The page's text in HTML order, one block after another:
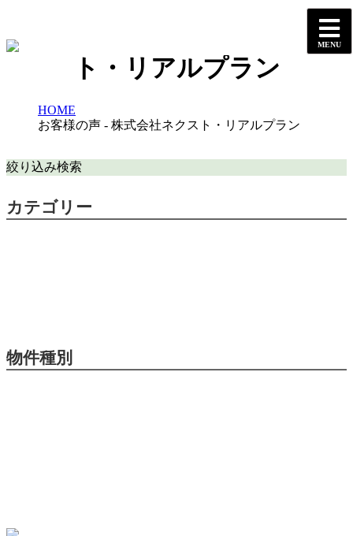
お客様の声 - 株式会社ネクス
ト・リアルプラン
HOME
お客様の声 - 株式会社ネクスト・リアルプラン
絞り込み検索
カテゴリー
物件種別